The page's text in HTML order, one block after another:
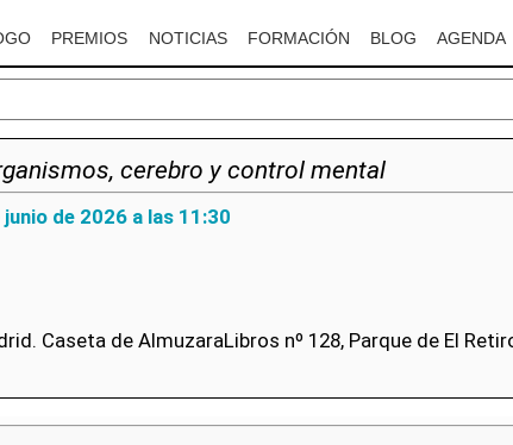
PREMIOS NOTICIAS FORMACIÓN BLOG AGENDA
cerebro y control mental
junio de 2026 a las 11:30
Caseta de AlmuzaraLibros nº 128, Parque de El